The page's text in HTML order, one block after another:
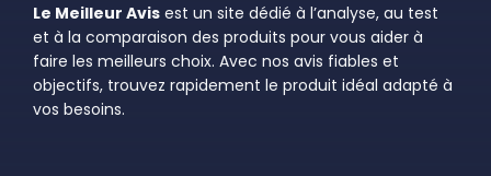
Le Meilleur Avis est un site dédié à l’analyse, au test
et à la comparaison des produits pour vous aider à
faire les meilleurs choix. Avec nos avis fiables et
objectifs, trouvez rapidement le produit idéal adapté à
vos besoins.